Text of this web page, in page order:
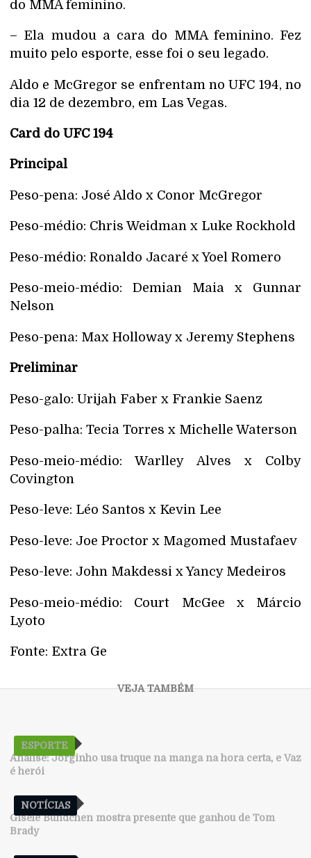
do MMA feminino.
– Ela mudou a cara do MMA feminino. Fez
muito pelo esporte, esse foi o seu legado.
Aldo e McGregor se enfrentam no UFC 194, no
dia 12 de dezembro, em Las Vegas.
Card do UFC 194
Principal
Peso-pena: José Aldo x Conor McGregor
Peso-médio: Chris Weidman x Luke Rockhold
Peso-médio: Ronaldo Jacaré x Yoel Romero
Peso-meio-médio: Demian Maia x Gunnar
Nelson
Peso-pena: Max Holloway x Jeremy Stephens
Preliminar
Peso-galo: Urijah Faber x Frankie Saenz
Peso-palha: Tecia Torres x Michelle Waterson
Peso-meio-médio: Warlley Alves x Colby
Covington
Peso-leve: Léo Santos x Kevin Lee
Peso-leve: Joe Proctor x Magomed Mustafaev
Peso-leve: John Makdessi x Yancy Medeiros
Peso-meio-médio: Court McGee x Márcio
Lyoto
Fonte: Extra Ge
ESPORTE
Análise: Jorginho usa truque na manga na hora certa, e Vaz
é herói
NOTÍCIAS
Gisele Bündchen mostra presente que ganhou de Tom
Brady